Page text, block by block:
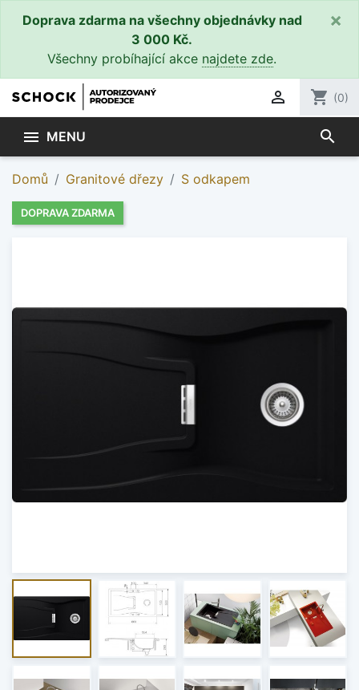
Doprava zdarma na všechny objednávky nad
3 000 Kč.
Všechny probíhající akce najdete zde.
×
 shopping_cart (0)
 MENU search
Domů Granitové dřezy S odkapem
DOPRAVA ZDARMA